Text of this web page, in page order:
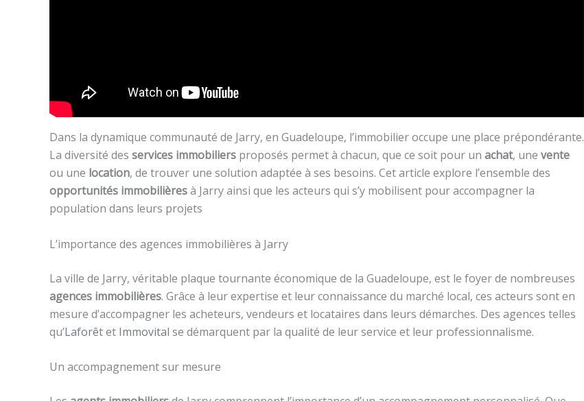
Dans la dynamique communauté de Jarry, en Guadeloupe, l’immobilier occupe une place prépondérante.
La diversité des services immobiliers proposés permet à chacun, que ce soit pour un achat, une vente
ou une location, de trouver une solution adaptée à ses besoins. Cet article explore l’ensemble des
opportunités immobilièresà Jarry ainsi que les acteurs qui s’y mobilisent pour accompagner la
population dans leurs projets
L’importance des agences immobilières à Jarry
La ville de Jarry, véritable plaque tournante économique de la Guadeloupe, est le foyer de nombreuses
agences immobilières. Grâce à leur expertise et leur connaissance du marché local, ces acteurs sont en
mesure d’accompagner les acheteurs, vendeurs et locataires dans leurs démarches. Des agences telles
qu’Laforêtet Immovital se démarquent par la qualité de leur service et leur professionnalisme.
Un accompagnement sur mesure